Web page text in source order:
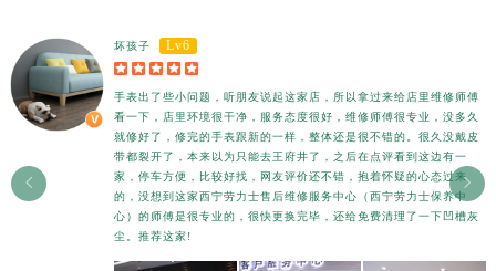
坏孩子 Lv6
    
手表出了些小问题，听朋友说起这家店，所以拿过来给店里维修师傅
看一下，店里环境很干净，服务态度很好，维修师傅很专业，没多久
就修好了，修完的手表跟新的一样，整体还是很不错的。很久没戴皮
带都裂开了，本来以为只能去王府井了，之后在点评看到这边有一
家，停车方便，比较好找，网友评价还不错，抱着怀疑的心态过来
的，没想到这家西宁劳力士售后维修服务中心（西宁劳力士保养中
心）的师傅是很专业的，很快更换完毕，还给免费清理了一下凹槽灰
尘。推荐这家!

